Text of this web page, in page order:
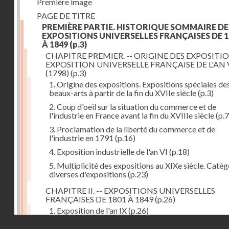
PAGE DE TITRE
PREMIÈRE PARTIE. HISTORIQUE SOMMAIRE
EXPOSITIONS UNIVERSELLES FRANÇAISES DE
À 1849 (p.3)
CHAPITRE PREMIER. -- ORIGINE DES
EXPOSITION UNIVERSELLE FRANÇAISE DE L'AN
(1798) (p.3)
1. Origine des expositions. Expositions spéciales
beaux-arts à partir de la fin du XVIIe siècle(p.3)
2. Coup d'oeil sur la situation du commerce et de
l'industrie en France avant la fin du XVIIIe siècle
3. Proclamation de la liberté du commerce et de
l'industrie en 1791 (p.16)
4. Exposition industrielle de l'an VI (p.18)
5. Multiplicité des expositions au XIXe siècle.
diverses d'expositions (p.23)
CHAPITRE II. -- EXPOSITIONS UNIVERSELLES
FRANÇAISES DE 1801 À 1849(p.26)
1. Exposition de l'an IX(p.26)